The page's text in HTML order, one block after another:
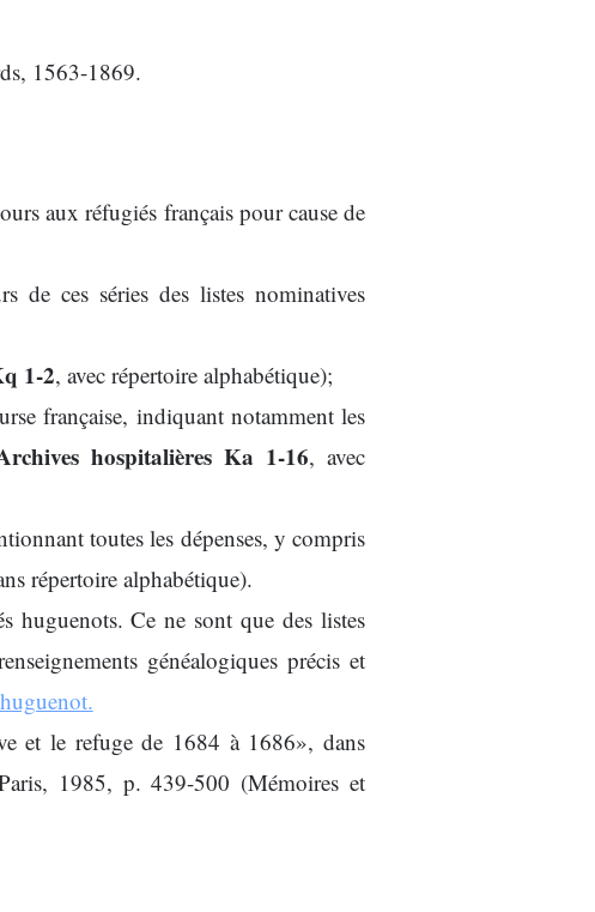
1563-1869.
aux réfugiés français pour cause de
de ces séries des listes nominatives
1-2, avec répertoire alphabétique);
française, indiquant notamment les
hospitalières Ka 1-16, avec
toutes les dépenses, y compris
répertoire alphabétique).
huguenots. Ce ne sont que des listes
généalogiques précis et
et le refuge de 1684 à 1686», dans
1985, p. 439-500 (Mémoires et